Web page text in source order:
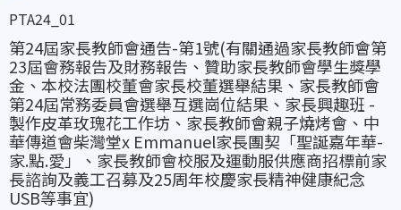
PTA24_01
第24屆家長教師會通告-第1號(有關通過家長教師會第
23屆會務報告及財務報告、贊助家長教師會學生獎學
金、本校法團校董會家長校董選舉結果、家長教師會
第24屆常務委員會選舉互選崗位結果、家長興趣班 -
製作皮革玫瑰花工作坊、家長教師會親子燒烤會、中
華傳道會柴灣堂x Emmanuel家長團契「聖誕嘉年華-
家.點.愛」、家長教師會校服及運動服供應商招標前家
長諮詢及義工召募及25周年校慶家長精神健康紀念
USB等事宜)